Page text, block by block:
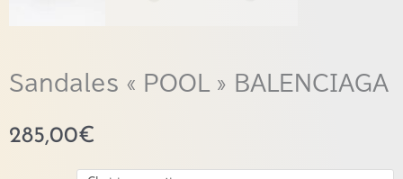
Sandales « POOL » BALENCIAGA
285,00€